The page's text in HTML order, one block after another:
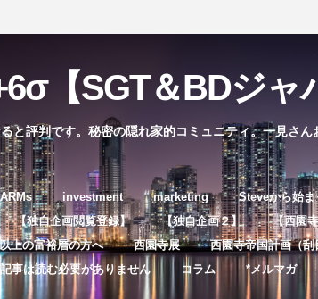
【SGT＆BDジャ
と評判です。秘密の隠れ家的コミュニティ。一見さ
コ
ン
テ
ン
investment marketing
Steveから始ま
【独自企画閲覧登録】 【独自企画２】
【西園
上の富裕層の方へ 西園寺展
西園寺帝国計画（
事は読む必要がありません コラム *メルマガ